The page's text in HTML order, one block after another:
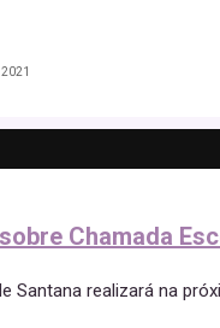
Chamada
Santana realizará na